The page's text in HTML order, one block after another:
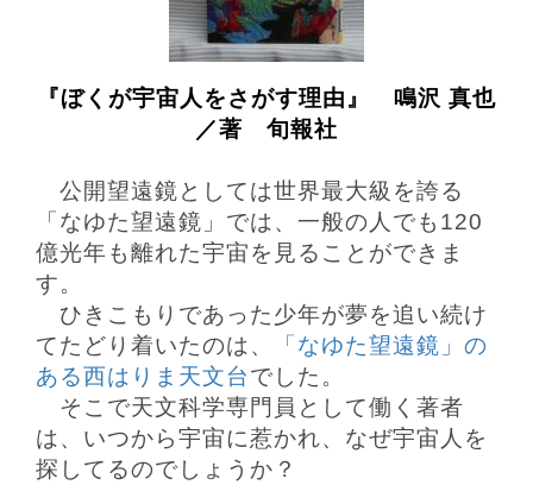
『ぼくが宇宙人をさがす理由』 鳴沢 真也
／著 旬報社
公開望遠鏡としては世界最大級を誇る
「なゆた望遠鏡」では、 一般の人でも120
億光年も離れた宇宙を見ることができ ま
す。
ひきこもりであった少年が夢を追い続け
てたどり着いたのは、
「なゆた望遠鏡」の
ある西はりま天文台でした。
そこで天文科学専門員として働く著者
は、いつから宇宙に惹かれ、なぜ宇宙人を
探してるのでしょうか？